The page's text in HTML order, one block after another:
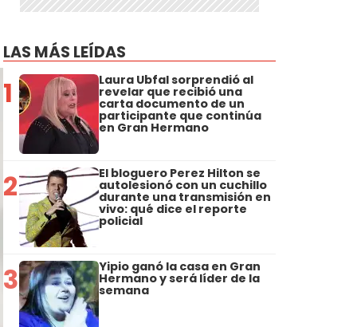
LAS MÁS LEÍDAS
1 Laura Ubfal sorprendió al
revelar que recibió una
carta documento de un
participante que continúa
en Gran Hermano
2 El bloguero Perez Hilton se
autolesionó con un cuchillo
durante una transmisión en
vivo: qué dice el reporte
policial
3 Yipio ganó la casa en Gran
Hermano y será líder de la
semana